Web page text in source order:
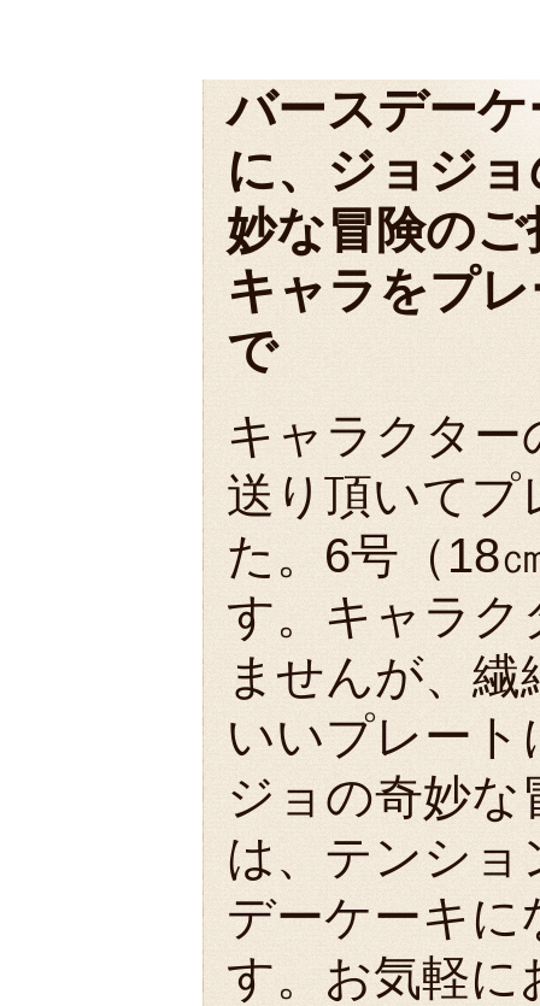
バースデー
に、ジョジ
妙な冒険のご
キャラをプ
で
キャラクタ
送り頂いてプ
た。6号（18
す。キャラク
ませんが、
いいプレー
ジョの奇妙な
は、テンシ
デーケーキに
す。お気軽に